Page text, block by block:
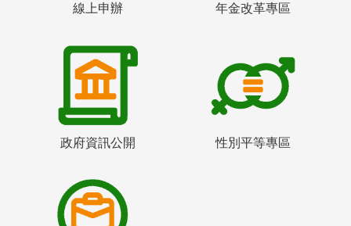
線上申辦 年金改革專區
政府資訊公開 性別平等專區